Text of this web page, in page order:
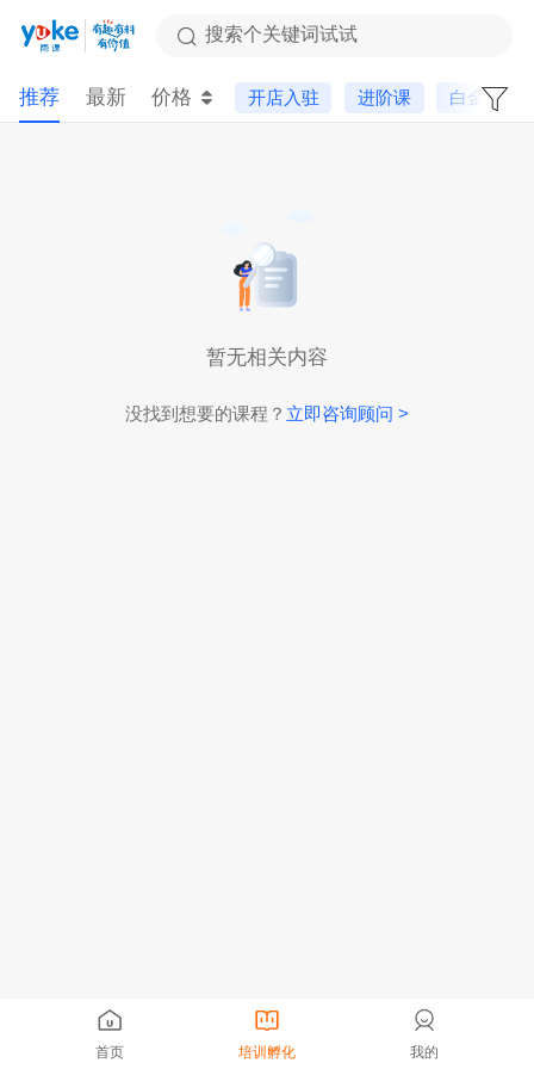
搜索个关键词试试
推荐 最新 价格 开店入驻 进阶课 白金会员
暂无相关内容
没找到想要的课程？ 立即咨询顾问 >
首页 培训孵化 我的